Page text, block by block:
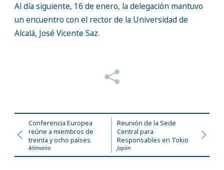
Al día siguiente, 16 de enero, la delegación mantuvo
un encuentro con el rector de la Universidad de
Alcalá, José Vicente Saz.
Conferencia Europea
reúne a miembros de
treinta y ocho países
Alemania
Reunión de la Sede
Central para
Responsables en Tokio
Japón